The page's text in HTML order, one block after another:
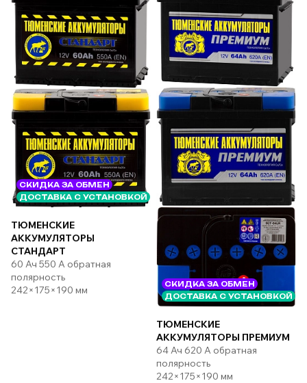
СКИДКА ЗА ОБМЕН
ДОСТАВКА С УСТАНОВКОЙ
ТЮМЕНСКИЕ
АККУМУЛЯТОРЫ
СТАНДАРТ
60 Ач 550 А обратная
полярность
242×175×190 мм
СКИДКА ЗА ОБМЕН
ДОСТАВКА С УСТАНОВКОЙ
ТЮМЕНСКИЕ
АККУМУЛЯТОРЫ ПРЕМИУМ
64 Ач 620 А обратная
полярность
242×175×190 мм